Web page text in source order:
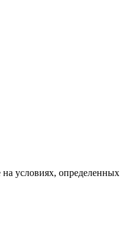
условиях, определенных